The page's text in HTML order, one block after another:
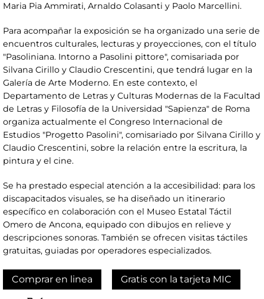
Maria Pia Ammirati, Arnaldo Colasanti y Paolo Marcellini.
Para acompañar la exposición se ha organizado una serie de
encuentros culturales, lecturas y proyecciones, con el título
"Pasoliniana. Intorno a Pasolini pittore", comisariada por
Silvana Cirillo y Claudio Crescentini, que tendrá lugar en la
Galería de Arte Moderno. En este contexto, el
Departamento de Letras y Culturas Modernas de la Facultad
de Letras y Filosofía de la Universidad "Sapienza" de Roma
organiza actualmente el Congreso Internacional de
Estudios "Progetto Pasolini", comisariado por Silvana Cirillo y
Claudio Crescentini, sobre la relación entre la escritura, la
pintura y el cine.
Se ha prestado especial atención a la accesibilidad: para los
discapacitados visuales, se ha diseñado un itinerario
específico en colaboración con el Museo Estatal Táctil
Omero de Ancona, equipado con dibujos en relieve y
descripciones sonoras. También se ofrecen visitas táctiles
gratuitas, guiadas por operadores especializados.
Comprar en linea Gratis con la tarjeta MIC